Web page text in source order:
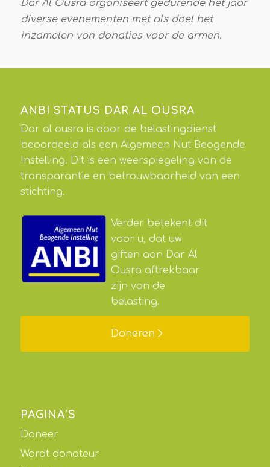
Dar Al Ousra organiseert gedurende het jaar
diverse evenementen met als doel het
inzamelen van donaties voor de armen.
ANBI STATUS DAR AL OUSRA
Dar al ousra is door de belastingdienst
beoordeeld als een Algemeen Nut Beogende
Instelling. Dit is een weerspiegeling van de
transparantie en betrouwbaarheid van een
stichting.
Verder betekent dit
voor u, dat uw
giften aan Dar Al
Ousra aftrekbaar
zijn van de
belasting.
Doneren
PAGINA’S
Doneer
Wordt donateur